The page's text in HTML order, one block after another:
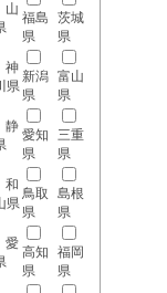
山
福島
県
茨城
県
神
県
新潟
県
富山
県
静
愛知
県
三重
県
和
県
鳥取
県
島根
県
愛
高知
県
福岡
県